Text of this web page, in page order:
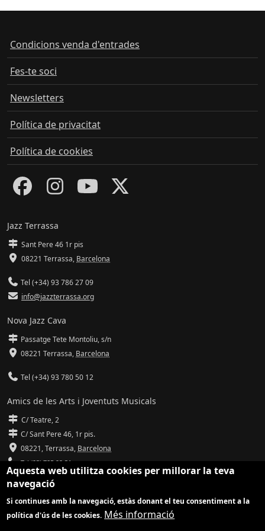
Condicions venda d'entrades
Fes-te soci
Newsletters
Política de privacitat
Política de cookies
Jazz Terrassa
Sant Pere 46 1r pis
08221 Terrassa, Barcelona
Tel (+34) 93 786 27 09
info@jazzterrassa.org
Nova Jazz Cava
Passatge Tete Montoliu, s/n
08221 Terrassa, Barcelona
Tel (+34) 93 780 50 12
Amics de les Arts i Joventuts Musicals
C/ Teatre, 2
C/ Sant Pere 46, 1r pis.
08221,Terrassa, Barcelona
Tel (93) 785 92 31
info@amicsdelesarts-jjmm.cat
www.amicsdelesarts-jjmm.cat
Aquesta web utilitza cookies per millorar la teva
navegació
Si continues amb la navegació, estàs donant el teu consentiment a la
política d'ús de les cookies. Més informació